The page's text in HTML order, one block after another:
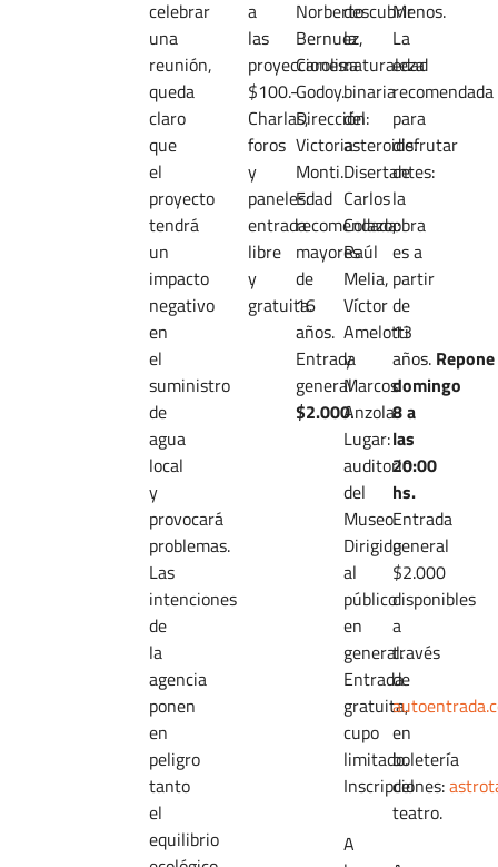
celebrar
una
reunión,
queda
claro
que
el
proyecto
tendrá
un
impacto
negativo
en
el
suministro
de
agua
local
y
provocará
problemas.
Las
intenciones
de
la
agencia
ponen
en
peligro
tanto
el
equilibrio
a
las
proyecciones:
$100.-
Charlas,
foros
y
paneles:
entrada
libre
y
gratuita.
Norberto
Bernuez,
Carolina
Godoy.
Dirección:
Victoria
Monti.
Edad
recomendada:
mayores
de
16
años.
Entrada
general
$2.000.
descubrir
la
naturaleza
binaria
del
asteroide.
Disertantes:
Carlos
Colazo,
Raúl
Melia,
Víctor
Amelotti
y
Marcos
Anzola.
Lugar:
auditorio
del
Museo.
Dirigido
al
público
en
general.
Entrada
gratuita,
cupo
limitado.
Inscripciones:
A
Menos.
La
edad
recomendada
para
disfrutar
de
la
obra
es a
partir
de
13
años. Repone
domingo
8 a
las
20:00
hs.
Entrada
general
$2.000
disponibles
a
través
de
en
boletería
del
teatro.